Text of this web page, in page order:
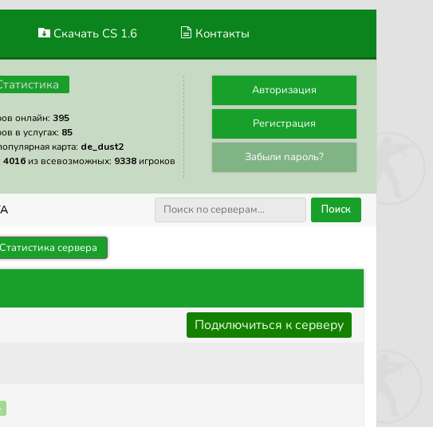
Скачать CS 1.6 Контакты
онлайн: 395
в услугах: 85
карта: de_dust2
4016 из всевозможных: 9338 игроков
Авторизация
Регистрация
Забыли пароль?
Поиск
Статистика сервера
Подключиться к серверу